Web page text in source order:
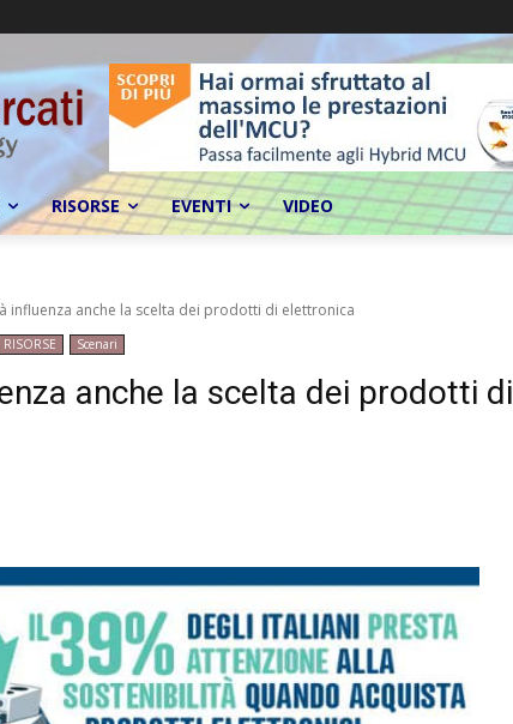
RISORSE EVENTI VIDEO
influenza anche la scelta dei prodotti di elettronica
RISORSE Scenari
anche la scelta dei prodotti di